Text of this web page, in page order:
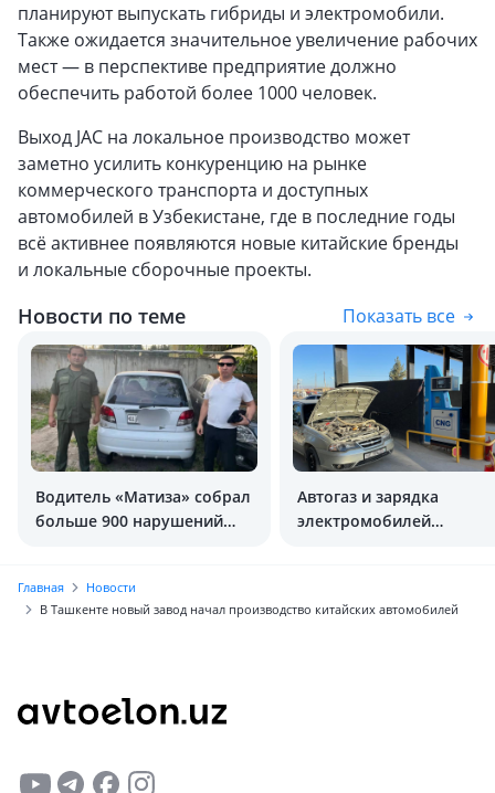
планируют выпускать гибриды и электромобили.
Также ожидается значительное увеличение рабочих
мест — в перспективе предприятие должно
обеспечить работой более 1000 человек.
Выход JAC на локальное производство может
заметно усилить конкуренцию на рынке
коммерческого транспорта и доступных
автомобилей в Узбекистане, где в последние годы
всё активнее появляются новые китайские бренды
и локальные сборочные проекты.
Новости по теме Показать все
Водитель «Матиза» собрал
больше 900 нарушений
Автогаз и зарядка
электромобилей
Главная
Новости
В Ташкенте новый завод начал производство китайских автомобилей